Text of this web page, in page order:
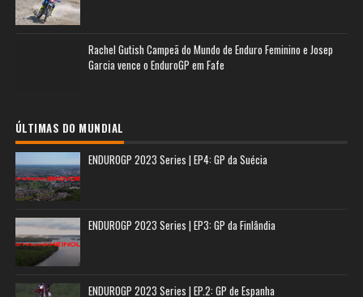
Rachel Gutish Campeã do Mundo de Enduro Feminino e Josep
Garcia vence o EnduroGP em Fafe
ÚLTIMAS DO MUNDIAL
ENDUROGP 2023 Series | EP4: GP da Suécia
ENDUROGP 2023 Series | EP3: GP da Finlândia
ENDUROGP 2023 Series | EP.2: GP de Espanha